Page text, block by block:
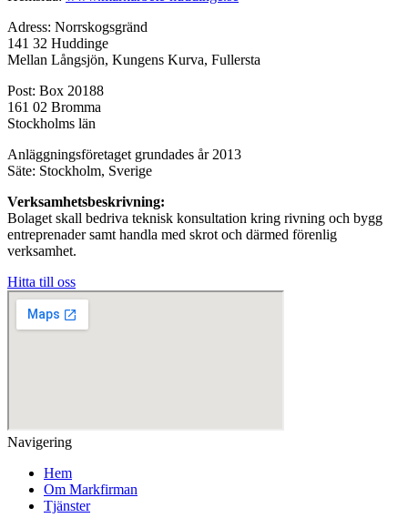
Adress: Norrskogsgränd
141 32 Huddinge
Mellan Långsjön, Kungens Kurva, Fullersta
Post: Box 20188
161 02 Bromma
Stockholms län
Anläggningsföretaget grundades år 2013
Säte: Stockholm, Sverige
Verksamhetsbeskrivning:
Bolaget skall bedriva teknisk konsultation kring rivning och bygg
entreprenader samt handla med skrot och därmed förenlig
verksamhet.
Hitta till oss
Navigering
Hem
Om Markfirman
Tjänster